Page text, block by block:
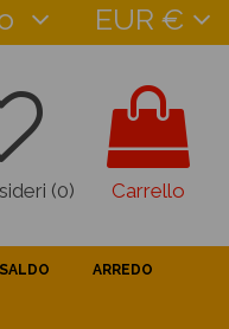
EUR €
(0) Carrello
ARREDO